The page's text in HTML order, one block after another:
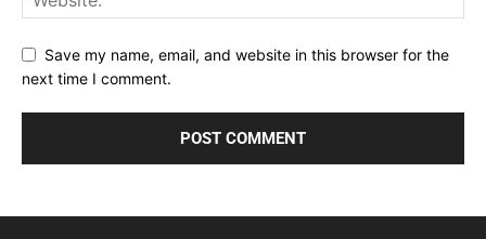
Save my name, email, and website in this browser for the
next time I comment.